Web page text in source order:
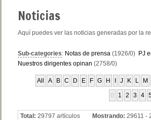
Noticias
Aquí puedes ver las noticias generadas por la
Sub-categories: Notas de prensa (1926/0) PJ
Nuestros dirigentes opinan (2758/0)
All A B C D E F G H J K L M
0 1 2 3 4
Total: 29797 artículos Mostrando: 29611 -